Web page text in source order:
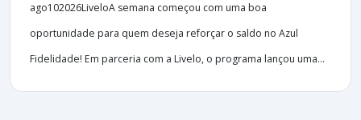
ago102026LiveloA semana começou com uma boa
oportunidade para quem deseja reforçar o saldo no Azul
Fidelidade! Em parceria com a Livelo, o programa lançou uma...